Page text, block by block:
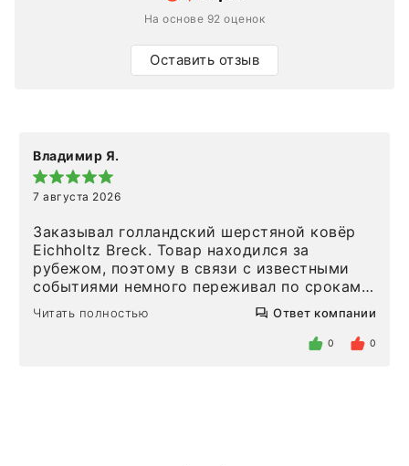
На основе 92 оценок
Оставить отзыв
Владимир Я.
7 августа 2026
Заказывал голландский шерстяной ковёр
Eichholtz Breck. Товар находился за
рубежом, поэтому в связи с известными
событиями немного переживал по срокам.
Но homeadore привезли ровно в
определенное в договоре время, без
Читать полностью Ответ компании
0 0